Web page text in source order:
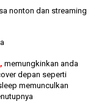
nonton dan streaming
memungkinkan anda
depan seperti
memunculkan